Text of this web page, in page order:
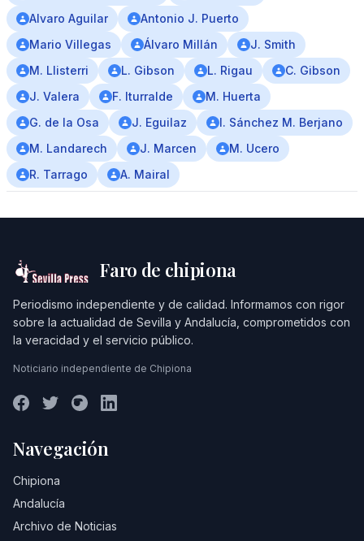
Alvaro Aguilar
Antonio J. Puerto
Mario Villegas
Álvaro Millán
J. Smith
M. Llisterri
L. Gibson L. Rigau
C. Gibson
J. Valera
F. Iturralde
M. Huerta
G. de la Osa
J. Eguilaz
I. Sánchez M. Berjano
M. Landarech
J. Marcen
M. Ucero
R. Tarrago
A. Mairal
Faro de chipiona
Periodismo independiente y de calidad. Informamos con rigor
sobre la actualidad de Sevilla y Andalucía, comprometidos con
la veracidad y el servicio público.
Noticiario independiente de Chipiona
Navegación
Chipiona
Andalucía
Archivo de Noticias